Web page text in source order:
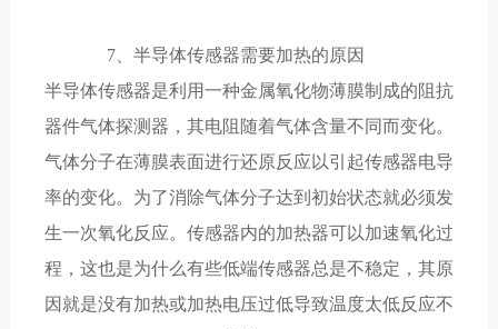
7、半导体传感器需要加热的原因
半导体传感器是利用一种金属氧化物薄膜制成的阻抗
器件气体探测器，其电阻随着气体含量不同而变化。
气体分子在薄膜表面进行还原反应以引起传感器电导
率的变化。为了消除气体分子达到初始状态就必须发
生一次氧化反应。传感器内的加热器可以加速氧化过
程，这也是为什么有些低端传感器总是不稳定，其原
因就是没有加热或加热电压过低导致温度太低反应不